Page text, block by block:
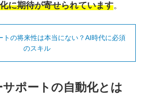
に期待が寄せられています。
トの将来性は本当にない？AI時代に必須
のスキル
ポートの自動化とは